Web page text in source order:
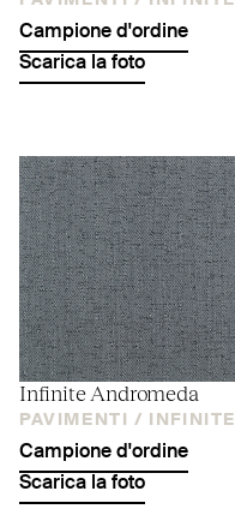
Campione d'ordine
Scarica la foto
Infinite Andromeda
PAVIMENTI / INFINITE
Campione d'ordine
Scarica la foto